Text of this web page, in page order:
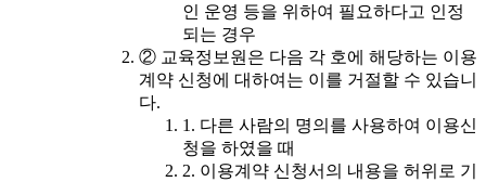
인 운영 등을 위하여 필요하다고 인정
되는 경우
② 교육정보원은 다음 각 호에 해당하는 이용
계약 신청에 대하여는 이를 거절할 수 있습니
다.
1. 다른 사람의 명의를 사용하여 이용신
청을 하였을 때
2. 이용계약 신청서의 내용을 허위로 기